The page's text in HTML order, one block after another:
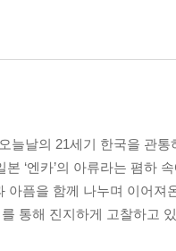
늘날의 21세기 한국을 관
본 ‘엔카’의 아류라는 폄하
아픔을 함께 나누며 이어져
통해 진지하게 고찰하고